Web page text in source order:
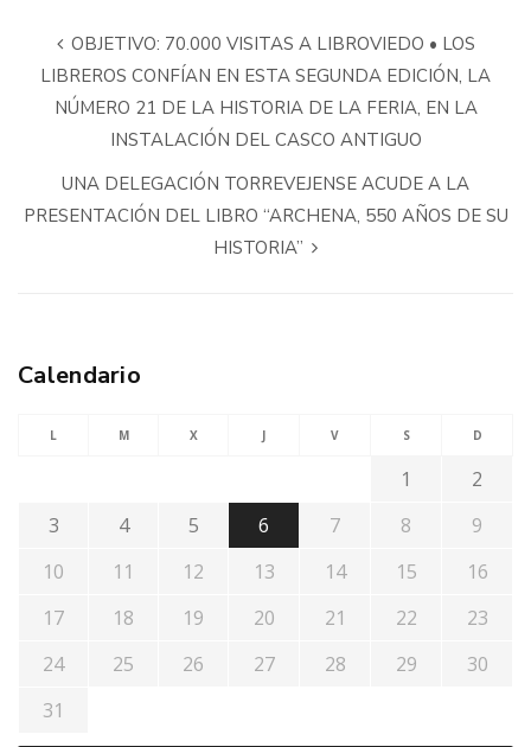
OBJETIVO: 70.000 VISITAS A LIBROVIEDO • LOS
LIBREROS CONFÍAN EN ESTA SEGUNDA EDICIÓN, LA
NÚMERO 21 DE LA HISTORIA DE LA FERIA, EN LA
INSTALACIÓN DEL CASCO ANTIGUO
UNA DELEGACIÓN TORREVEJENSE ACUDE A LA
PRESENTACIÓN DEL LIBRO “ARCHENA, 550 AÑOS DE SU
HISTORIA”
Calendario
L M X J V S D
1
2
3
4 5 6 7 8
9
10
11 12 13 14 15
16
17
18 19 20 21 22
23
24
25 26 27 28 29
30
31